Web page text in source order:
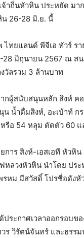
จ้าถิ่นหัวหิน ประหยัด มา
26-28 มิ.ย. นี้
ทยแลนด์ พีจีเอ ทัวร์ รา
28 มิถุนายน 2567 ณ ส
วัลรวม 3 ล้านบาท
ผู้สนับสนุนหลัก สิงห์ คอ
น้ำดื่มสิงห์, อะเบ้าท์ กร
รือ 54 หลุม ตัดตัว 60 แ
าร สิงห์-เอสเอที หัวหิ
หลวงหัวหิน นำโดย ปร
หม มีสวัสดิ์ โปรชื่อดัง
ระกาศเวลาออกรอบข
ร วิรัตน์จันทร์ และธรร